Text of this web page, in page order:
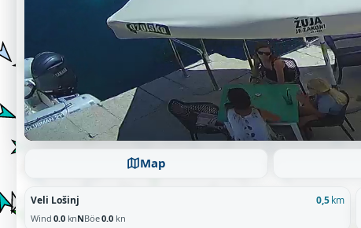
Map
Veli Lošinj 0,5km
Wind0.0knNBöe0.0kn